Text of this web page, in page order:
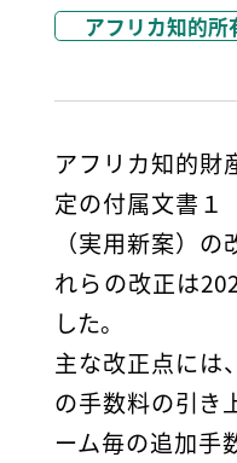
アフリカ知的所
アフリカ知的財
定の付属文書１
（実用新案）
れらの改正は
した。
主な改正点には
の手数料の引き
ーム毎の追加手